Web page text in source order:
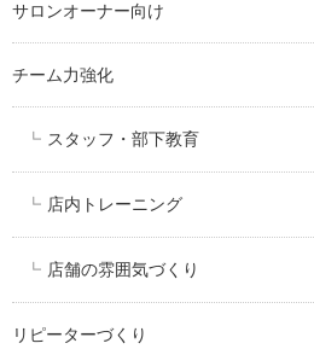
サロンオーナー向け
チーム力強化
スタッフ・部下教育
店内トレーニング
店舗の雰囲気づくり
リピーターづくり